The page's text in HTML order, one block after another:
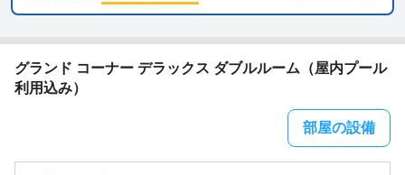
グランド コーナー デラックス ダブルルーム（屋内プール
利用込み）
部屋の設備